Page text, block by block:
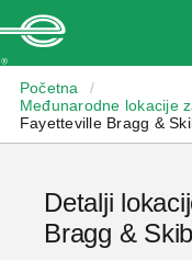
Početna
/
Međunarodne lokacije
Fayetteville Bragg &
Detalji
Bragg &